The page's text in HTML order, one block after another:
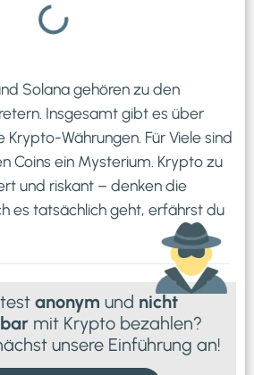
Solana gehören zu den
Insgesamt gibt es über
Währungen. Für Viele sind
Coins ein Mysterium. Krypto zu
und riskant – denken die
es tatsächlich geht, erfährst du
anonym und nicht
mit Krypto bezahlen?
unsere Einführung an!